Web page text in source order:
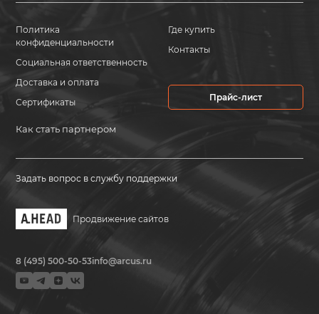
Политика
конфиденциальности
Социальная ответственность
Доставка и оплата
Сертификаты
Как стать партнером
Где купить
Контакты
Прайс-лист
Задать вопрос в службу поддержки
Продвижение сайтов
8 (495) 500-50-53info@arcus.ru